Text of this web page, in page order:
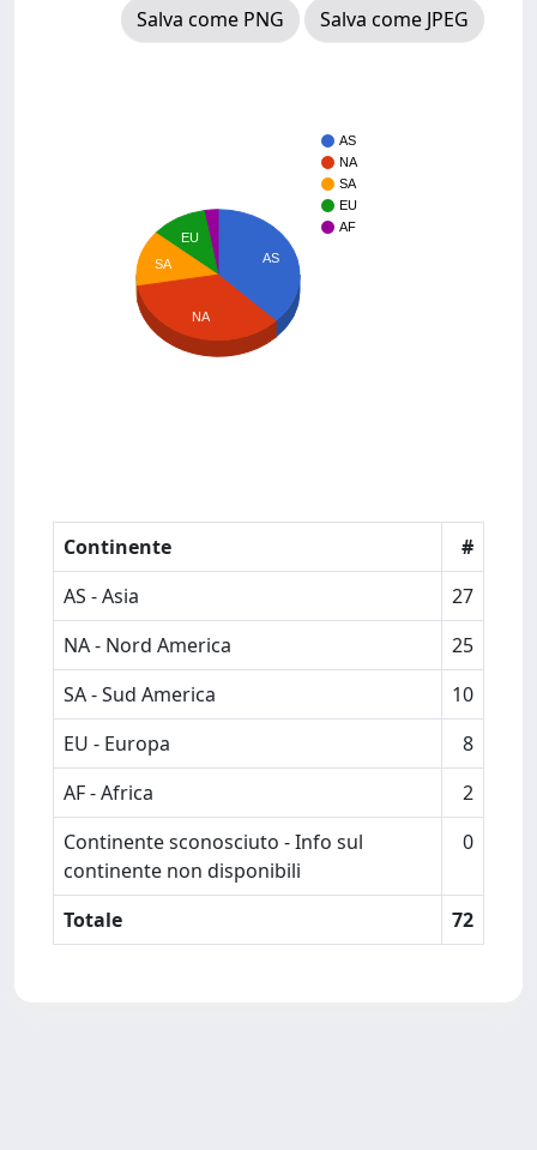
Salva come PNG
Salva come JPEG
AS
NA
SA
EU
AF
AS
EU
SA
NA
Continente
#
AS - Asia
27
NA - Nord America
25
SA - Sud America
10
EU - Europa
8
AF - Africa
2
Continente sconosciuto - Info sul
continente non disponibili
0
Totale 72